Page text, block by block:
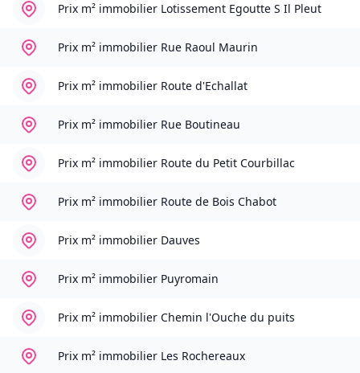
Prix m² immobilier Lotissement Egoutte S Il Pleut
Prix m² immobilier Rue Raoul Maurin
Prix m² immobilier Route d'Echallat
Prix m² immobilier Rue Boutineau
Prix m² immobilier Route du Petit Courbillac
Prix m² immobilier Route de Bois Chabot
Prix m² immobilier Dauves
Prix m² immobilier Puyromain
Prix m² immobilier Chemin l'Ouche du puits
Prix m² immobilier Les Rochereaux